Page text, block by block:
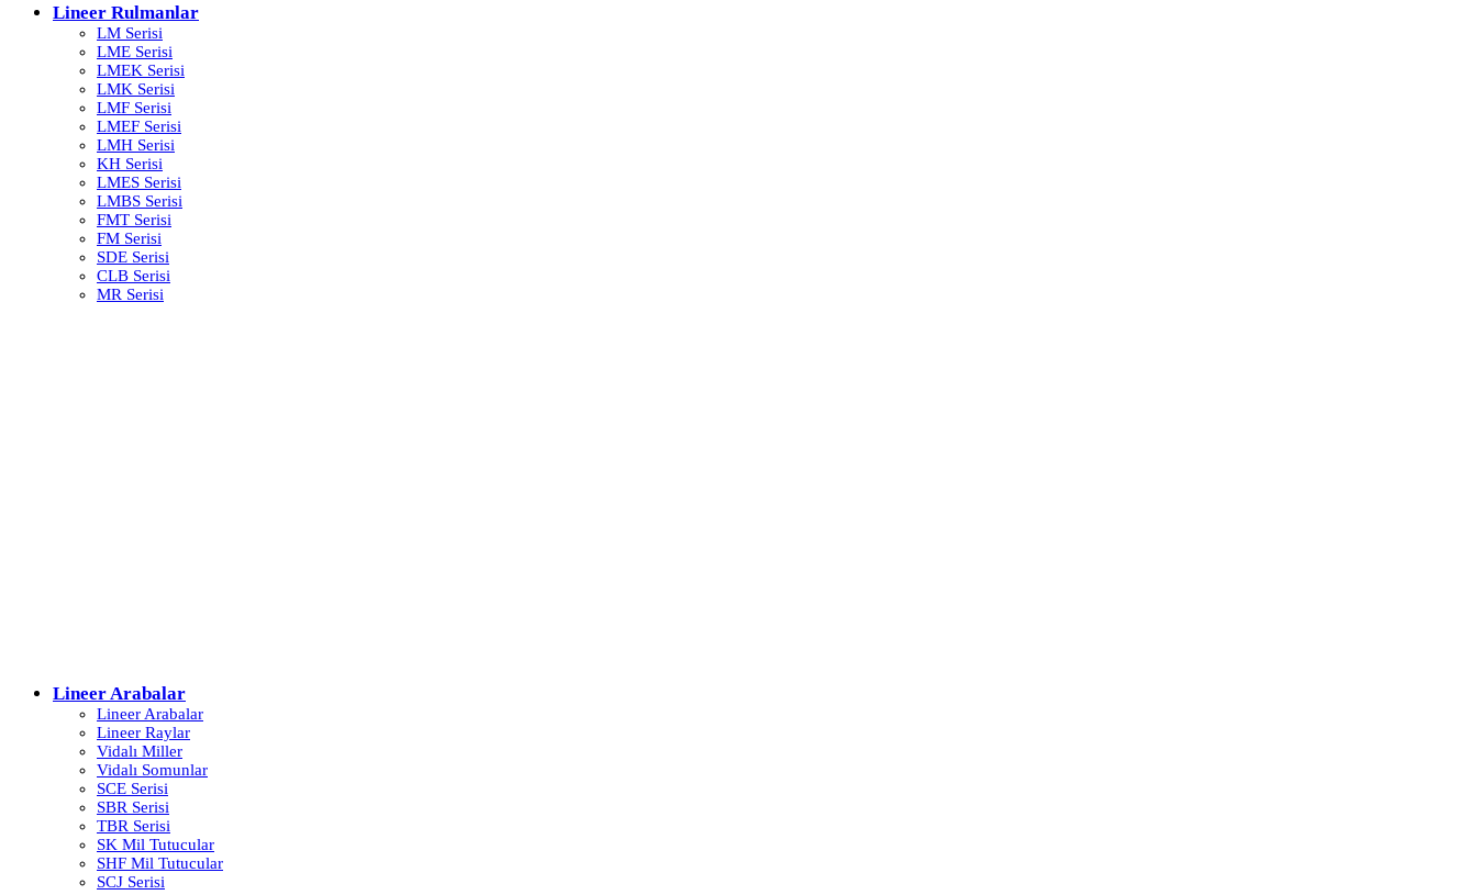
Lineer Rulmanlar
LM Serisi
LME Serisi
LMEK Serisi
LMK Serisi
LMF Serisi
LMEF Serisi
LMH Serisi
KH Serisi
LMES Serisi
LMBS Serisi
FMT Serisi
FM Serisi
SDE Serisi
CLB Serisi
MR Serisi
Lineer Arabalar
Lineer Arabalar
Lineer Raylar
Vidalı Miller
Vidalı Somunlar
SCE Serisi
SBR Serisi
TBR Serisi
SK Mil Tutucular
SHF Mil Tutucular
SCJ Serisi